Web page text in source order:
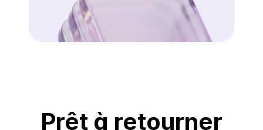
Prêt à retourner